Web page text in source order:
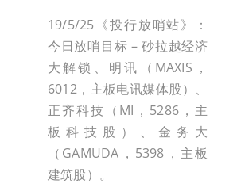
19/5/25《投行放哨站》：
今日放哨目标 – 砂拉越经济
大解锁、明讯（MAXIS，
6012，主板电讯媒体股）、
正齐科技（MI，5286，主
板科技股）、金务大
（GAMUDA，5398，主板
建筑股）。